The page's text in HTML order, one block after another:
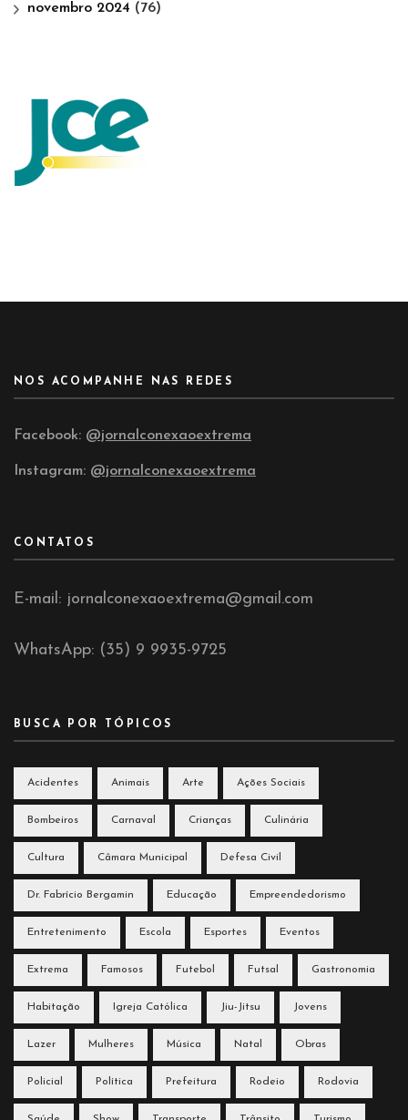
novembro 2024 (76)
NOS ACOMPANHE NAS REDES
Facebook: @jornalconexaoextrema
Instagram: @jornalconexaoextrema
CONTATOS
E-mail: jornalconexaoextrema@gmail.com
WhatsApp: (35) 9 9935-9725
BUSCA POR TÓPICOS
Acidentes Animais Arte Ações Sociais
Bombeiros Carnaval Crianças Culinária
Cultura Câmara Municipal Defesa Civil
Dr. Fabrício Bergamin Educação Empreendedorismo
Entretenimento Escola Esportes Eventos
Extrema Famosos Futebol Futsal Gastronomia
Habitação Igreja Católica Jiu-Jitsu Jovens
Lazer Mulheres Música Natal Obras
Policial Política Prefeitura Rodeio Rodovia